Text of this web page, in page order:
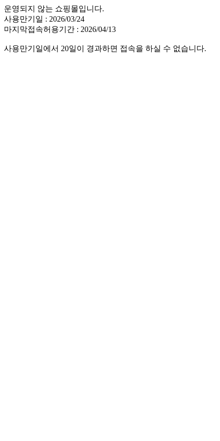
운영되지 않는 쇼핑몰입니다.
사용만기일 : 2026/03/24
마지막접속허용기간 : 2026/04/13
사용만기일에서 20일이 경과하면 접속을 하실 수 없습니다.